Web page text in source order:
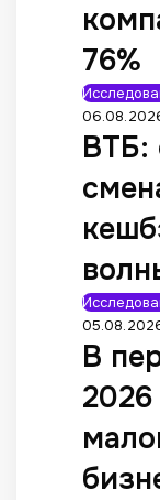
76%
ВТБ:
В